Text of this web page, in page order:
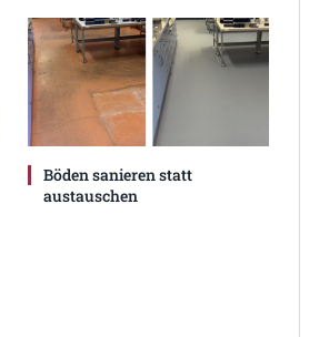
Böden sanieren statt
austauschen